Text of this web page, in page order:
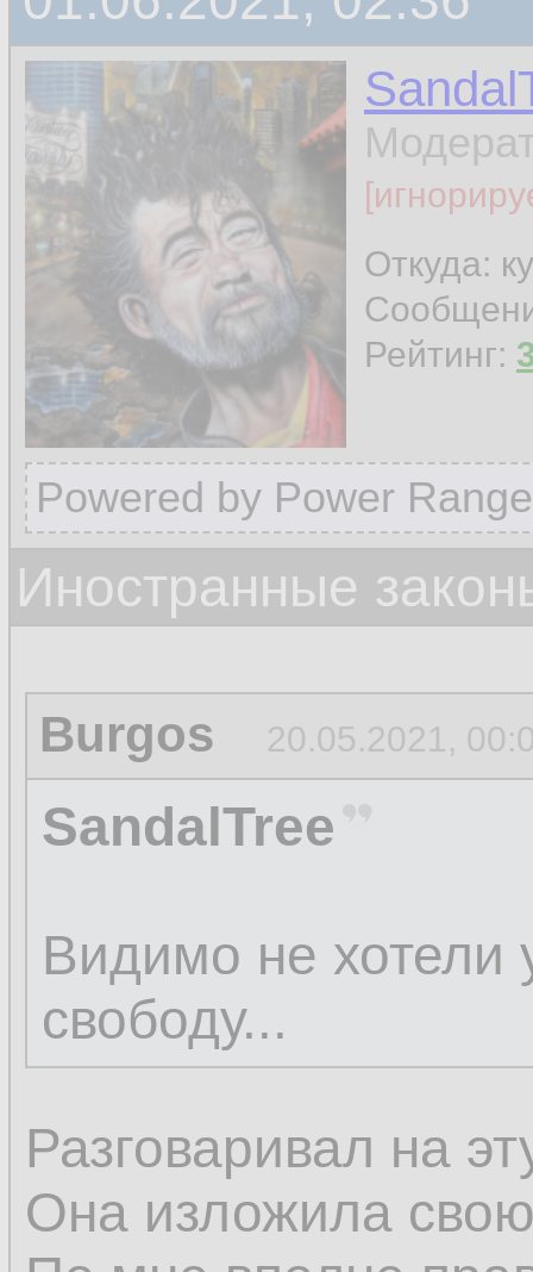
Откуда:
Рейтинг:
Powered by Power
Иностранные
Burgos 20.05.2021,
SandalTree
Видимо не хотели
свободу...
Разговаривал на
Она изложила